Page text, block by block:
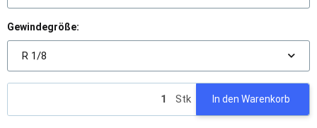
Gewindegröße:
R 1/8
Stk In den Warenkorb